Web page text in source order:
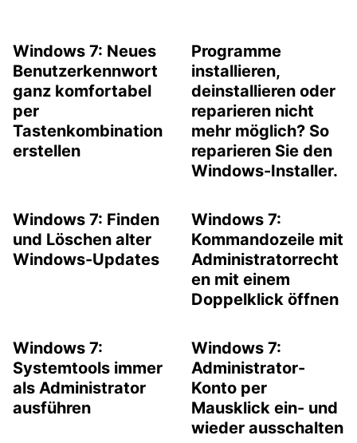
Windows 7: Neues
Benutzerkennwort
ganz komfortabel
per
Tastenkombination
erstellen
Programme
installieren,
deinstallieren oder
reparieren nicht
mehr möglich? So
reparieren Sie den
Windows-Installer.
Windows 7: Finden
und Löschen alter
Windows-Updates
Windows 7:
Kommandozeile mit
Administratorrecht
en mit einem
Doppelklick öffnen
Windows 7:
Systemtools immer
als Administrator
ausführen
Windows 7:
Administrator-
Konto per
Mausklick ein- und
wieder ausschalten